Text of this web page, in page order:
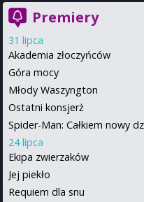
Premiery
31 lipca
Akademia złoczyńców
Góra mocy
Młody Waszyngton
Ostatni konsjerż
Spider-Man: Całkiem nowy
24 lipca
Ekipa zwierzaków
Jej piekło
Requiem dla snu